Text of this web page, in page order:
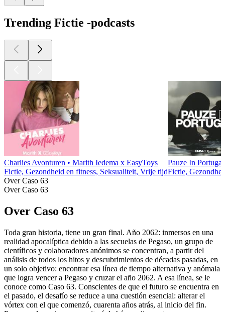
Trending Fictie -podcasts
Charlies Avonturen • Marith Iedema x EasyToys
Fictie, Gezondheid en fitness, Seksualiteit, Vrije tijd
Pauze In Portugal
Fictie,
Over Caso 63
Over Caso 63
Over Caso 63
Toda gran historia, tiene un gran final. Año 2062: inmersos en una
realidad apocalíptica debido a las secuelas de Pegaso, un grupo de
científicos y colaboradores anónimos se concentran, a partir del
análisis de todos los hitos y descubrimientos de décadas pasadas, en
un solo objetivo: encontrar esa línea de tiempo alternativa y anómala
que logra vencer a Pegaso y cruzar el año 2062. A esa línea, se le
conoce como Caso 63. Conscientes de que el futuro se encuentra en
el pasado, el desafío se reduce a una cuestión esencial: alterar el
vórtex con el que comenzó, cuarenta años atrás, al inicio del fin.